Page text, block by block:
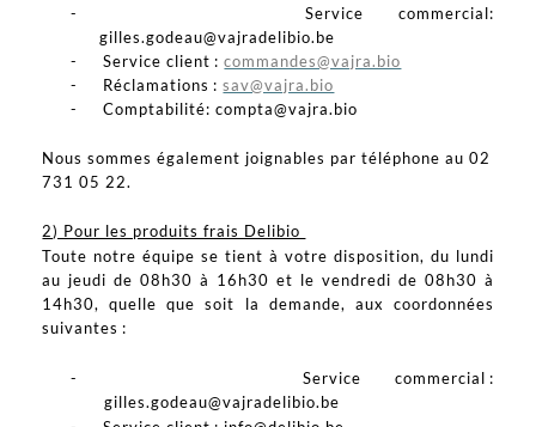
-
Service commercial:
gilles.godeau@vajradelibio.be
-
Service client :commandes@vajra.bio
-
Réclamations :sav@vajra.bio
-
Comptabilité: compta@vajra.bio
Nous sommes également joignables par téléphone au 02
731 05 22.
2) Pour les produits frais Delibio
Toute notre équipe se tient à votre disposition, du lundi
au jeudi de 08h30 à 16h30 et le vendredi de 08h30 à
14h30, quelle que soit la demande, aux coordonnées
suivantes :
-
Service commercial :
gilles.godeau@vajradelibio.be